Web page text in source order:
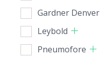
Gardner Denver
Leybold
Pneumofore